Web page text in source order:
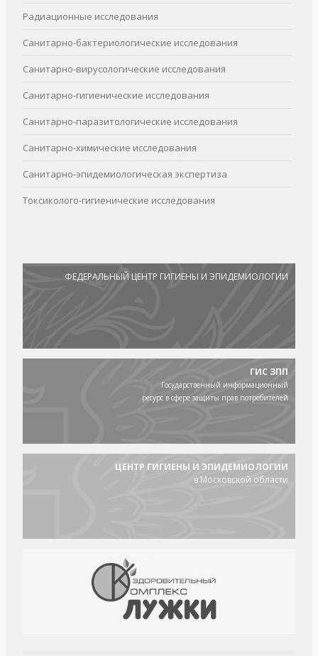
Радиационные исследования
Санитарно-бактериологические исследования
Санитарно-вирусологические исследования
Санитарно-гигиенические исследования
Санитарно-паразитологические исследования
Санитарно-химические исследования
Санитарно-эпидемиологическая экспертиза
Токсиколого-гигиенические исследования
ФЕДЕРАЛЬНЫЙ ЦЕНТР ГИГИЕНЫ И ЭПИДЕМИОЛОГИИ
ГИС ЗПП
Государственный информационный
ресурс в сфере защиты прав потребителей
ЦЕНТР ГИГИЕНЫ И ЭПИДЕМИОЛОГИИ
в Московской области